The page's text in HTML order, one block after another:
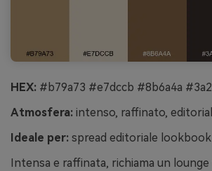
HEX: #b79a73 #e7dccb #8b6a4a
Atmosfera: intenso, raffinato,
Ideale per: spread editoriale
Intensa e raffinata, richiama un